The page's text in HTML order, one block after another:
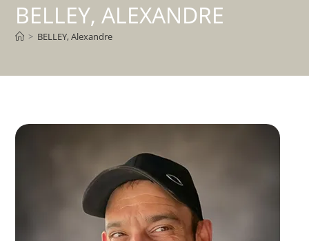
BELLEY, ALEXANDRE
> BELLEY, Alexandre